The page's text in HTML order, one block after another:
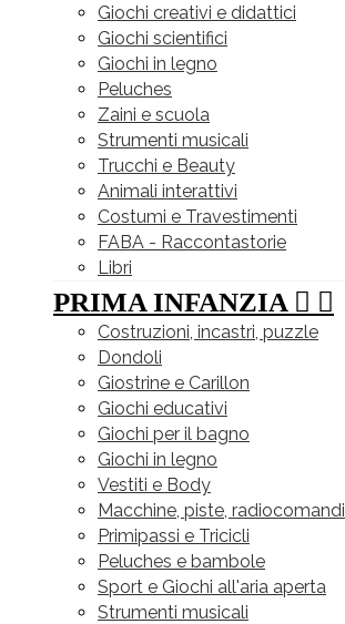
Giochi creativi e didattici
Giochi scientifici
Giochi in legno
Peluches
Zaini e scuola
Strumenti musicali
Trucchi e Beauty
Animali interattivi
Costumi e Travestimenti
FABA - Raccontastorie
Libri
PRIMA INFANZIA  
Costruzioni, incastri, puzzle
Dondoli
Giostrine e Carillon
Giochi educativi
Giochi per il bagno
Giochi in legno
Vestiti e Body
Macchine, piste, radiocomandi
Primipassi e Tricicli
Peluches e bambole
Sport e Giochi all'aria aperta
Strumenti musicali